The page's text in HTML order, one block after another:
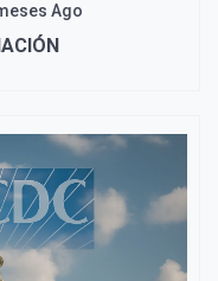
Ago